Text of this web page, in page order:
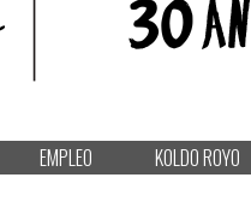
EMPLEO KOLDO ROYO